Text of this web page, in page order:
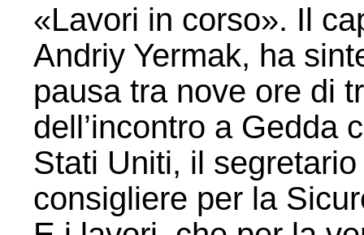
«Lavori in corso». Il
Andriy Yermak, ha
pausa tra nove ore di
dell’incontro a Gedda
Stati Uniti, il
consigliere per la